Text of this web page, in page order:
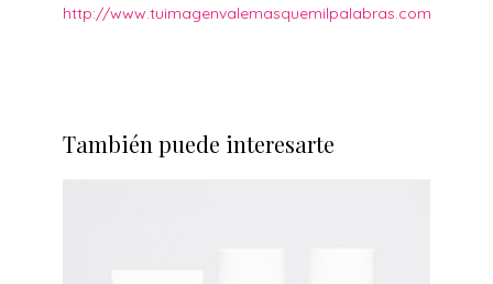
http://www.tuimagenvalemasquemilpalabras.com
También puede interesarte